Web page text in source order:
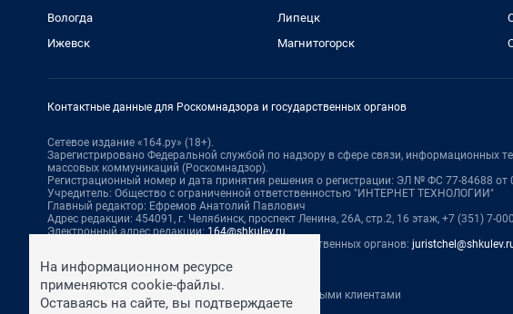
Вологда
Ижевск
Липецк
Магнитогорск
Контактные данные для Роскомнадзора и государственных органов
Сетевое издание «164.ру» (18+).
Зарегистрировано Федеральной службой по надзору в сфере связи, информационных
массовых коммуникаций (Роскомнадзор).
Регистрационный номер и дата принятия решения о регистрации: ЭЛ № ФС 77-84688 от
Учредитель: Общество с ограниченной ответственностью "ИНТЕРНЕТ ТЕХНОЛОГИИ"
Главный редактор: Ефремов Анатолий Павлович
Адрес редакции: 454091, г. Челябинск, проспект Ленина, 26А, стр.2, 16 этаж, +7 (351) 7-
Электронный адрес редакции:164@shkulev.ru
Контактные данные для Роскомнадзора и государственных органов:
По вопросам коммерческого сотрудничества:
Жапарова Жанна, менеджер по работе с федеральными клиентами
zhanna.zhaparova@shkulev.ru , моб. + 7 982 640 34 32
На информационном ресурсе
применяются cookie-файлы.
Оставаясь на сайте, вы подтверждаете